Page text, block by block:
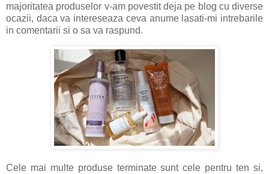
majoritatea produselor v-am povestit deja pe blog cu diverse
ocazii, daca va intereseaza ceva anume lasati-mi intrebarile
in comentarii si o sa va raspund.
Cele mai multe produse terminate sunt cele pentru ten si,